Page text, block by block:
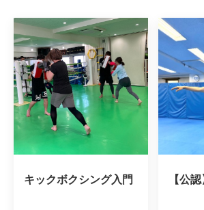
キックボクシング入門 【公